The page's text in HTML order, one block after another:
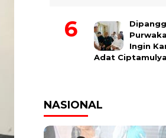
Ingin
Adat
NASIONAL